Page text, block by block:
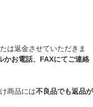
は返金させていただきま
かお電話、FAXにてご連絡
商品には不良品でも返品が